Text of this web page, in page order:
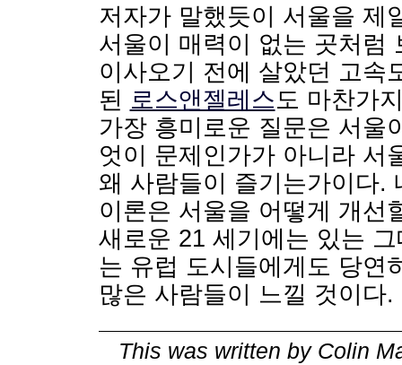
저자가 말했듯이 서울을 제
서울이 매력이 없는 곳처럼
이사오기 전에 살았던 고속
된 로스앤젤레스도 마찬가
가장 흥미로운 질문은 서울
엇이 문제인가가 아니라 서
왜 사람들이 즐기는가이다.
이론은 서울을 어떻게 개선
새로운 21 세기에는 있는
는 유럽 도시들에게도 당연
많은 사람들이 느낄 것이다.
This was written by Colin